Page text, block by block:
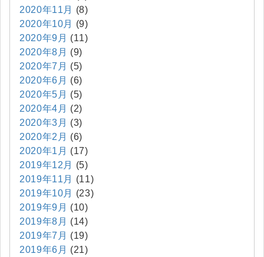
2020年11月
(8)
2020年10月
(9)
2020年9月 (11)
2020年8月 (9)
2020年7月 (5)
2020年6月 (6)
2020年5月 (5)
2020年4月 (2)
2020年3月 (3)
2020年2月 (6)
2020年1月 (17)
2019年12月
(5)
2019年11月
(11)
2019年10月
(23)
2019年9月 (10)
2019年8月 (14)
2019年7月 (19)
2019年6月 (21)